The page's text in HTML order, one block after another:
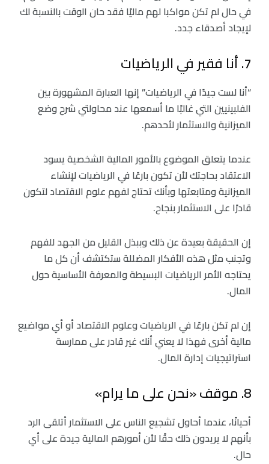
في حال لم تكن مواكبا لهم ماليًا فقد حان الوقت بالنسبة لك
لإيجاد أصدقاء جدد.
7. أنا فقير في الرياضيات
“أنا لست جيدًا في الرياضيات” إنها العبارة المشهورة بين
الفلبينيين التي غالبًا ما أسمعها عند محاولتي شرح وضع
الميزانية والاستثمار لأحدهم.
عندما يتعلق الموضوع بالأمور المالية الشخصية يسود
الاعتقاد بحاجتك لأن تكون بارعًا في الرياضيات لإنشاء
الميزانية ومتابعتها وبأنك تحتاج لفهم علوم الاقتصاد لتكون
قادرًا على الاستثمار بنجاح.
إن الحقيقة بعيدة عن ذلك وببذل القليل من الجهد للفهم
وتجنب مثل هذه الأفكار المضللة ستكتشف أن كل ما
يحتاجه الأمر الرياضيات البسيطة والمعرفة الأساسية حول
المال.
إن لم تكن بارعًا في الرياضيات وعلوم الاقتصاد أو أي مواضيع
مالية أخرى فهذا لا يعني أنك غير قادر على ممارسة
استراتيجيات إدارة المال.
8. موقف «نحن على ما يرام»
أحيانًا، عندما أحاول تشجيع الناس على الاستثمار أتلقى الرد
بأنهم لا يريدون ذلك حقًا لأن أمورهم المالية جيدة على أي
حال.